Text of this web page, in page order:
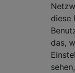
diese
das,